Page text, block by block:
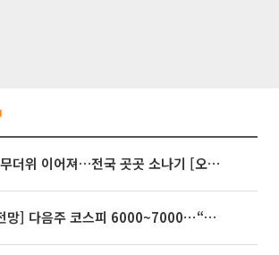
35도 안팎 무더위 이어져…전국 곳곳 소나기 [오늘 날씨]
[주간증시전망] 다음주 코스피 6000~7000⋯“外人 수급은 정책이 변수”